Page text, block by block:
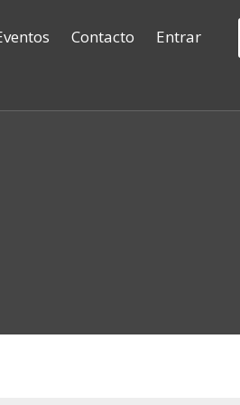
Contacto Entrar